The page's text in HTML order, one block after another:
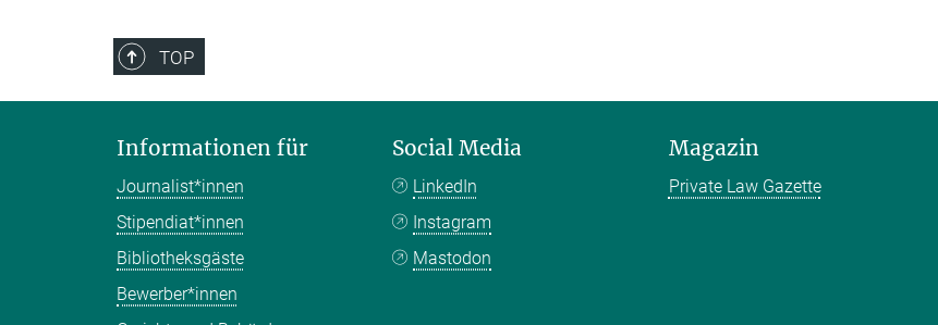
TOP
Informationen für
Journalist*innen
Stipendiat*innen
Bibliotheksgäste
Bewerber*innen
Social Media
LinkedIn
Instagram
Mastodon
Magazin
Private Law Gazette